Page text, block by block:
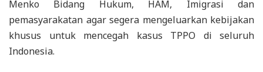
Menko Bidang Hukum, HAM, Imigrasi dan
pemasyarakatan agar segera mengeluarkan kebijakan
khusus untuk mencegah kasus TPPO di seluruh
Indonesia.